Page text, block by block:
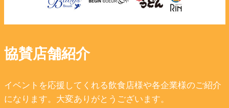
協賛店舗紹介
イベントを応援してくれる飲食店様や各企業様のご紹介
になります。大変ありがとうございます。